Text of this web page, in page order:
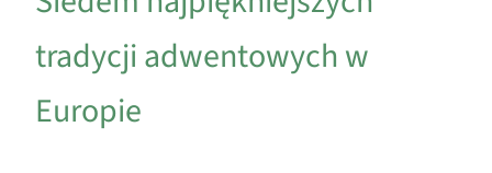
tradycji adwentowych w
Europie